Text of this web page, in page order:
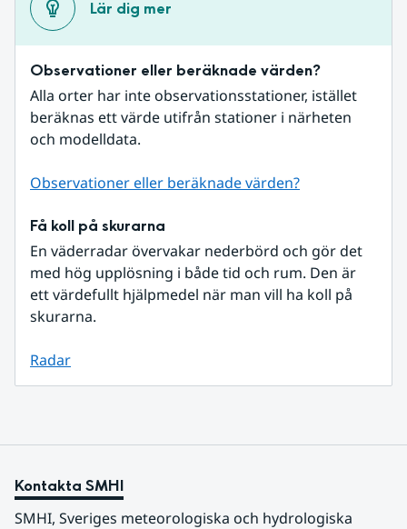
Lär dig mer
Observationer eller beräknade värden?
Alla orter har inte observationsstationer, istället
beräknas ett värde utifrån stationer i närheten
och modelldata.
Observationer eller beräknade värden?
Få koll på skurarna
En väderradar övervakar nederbörd och gör det
med hög upplösning i både tid och rum. Den är
ett värdefullt hjälpmedel när man vill ha koll på
skurarna.
Radar
Kontakta SMHI
SMHI, Sveriges meteorologiska och hydrologiska